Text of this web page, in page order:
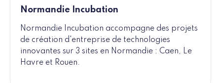
Normandie Incubation
Normandie Incubation accompagne des projets
de création d'entreprise de technologies
innovantes sur 3 sites en Normandie : Caen, Le
Havre et Rouen.